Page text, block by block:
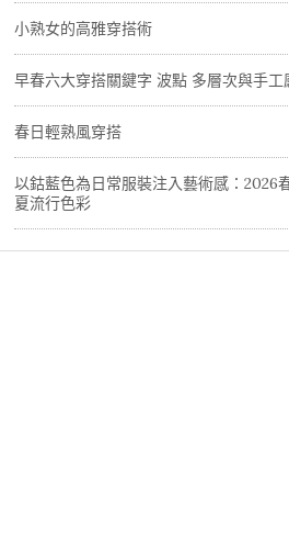
小熟女的高雅穿搭術
早春六大穿搭關鍵字 波點 多層次與手工
春日輕熟風穿搭
以鈷藍色為日常服裝注入藝術感：2026
夏流行色彩